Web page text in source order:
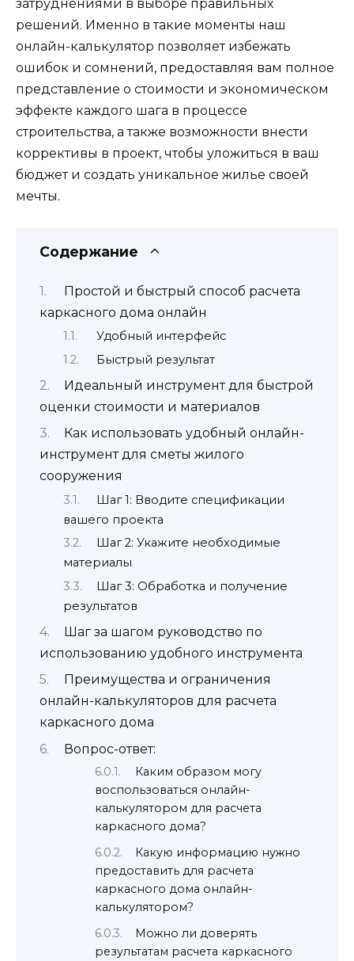
затруднениями в выборе правильных
решений. Именно в такие моменты наш
онлайн-калькулятор позволяет избежать
ошибок и сомнений, предоставляя вам полное
представление о стоимости и экономическом
эффекте каждого шага в процессе
строительства, а также возможности внести
коррективы в проект, чтобы уложиться в ваш
бюджет и создать уникальное жилье своей
мечты.
Содержание
Простой и быстрый способ расчета
каркасного дома онлайн
Удобный интерфейс
Быстрый результат
Идеальный инструмент для быстрой
оценки стоимости и материалов
Как использовать удобный онлайн-
инструмент для сметы жилого
сооружения
Шаг 1: Вводите спецификации
вашего проекта
Шаг 2: Укажите необходимые
материалы
Шаг 3: Обработка и получение
результатов
Шаг за шагом руководство по
использованию удобного инструмента
Преимущества и ограничения
онлайн-калькуляторов для расчета
каркасного дома
Вопрос-ответ:
Каким образом могу
воспользоваться онлайн-
калькулятором для расчета
каркасного дома?
Какую информацию нужно
предоставить для расчета
каркасного дома онлайн-
калькулятором?
Можно ли доверять
результатам расчета каркасного